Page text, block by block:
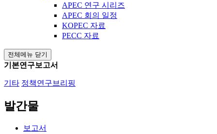
APEC 연구 시리즈
APEC 회의 일정
KOPEC 자료
PECC 자료
전체메뉴 닫기
기본연구보고서
기타 정책연구브리핑
발간물
보고서